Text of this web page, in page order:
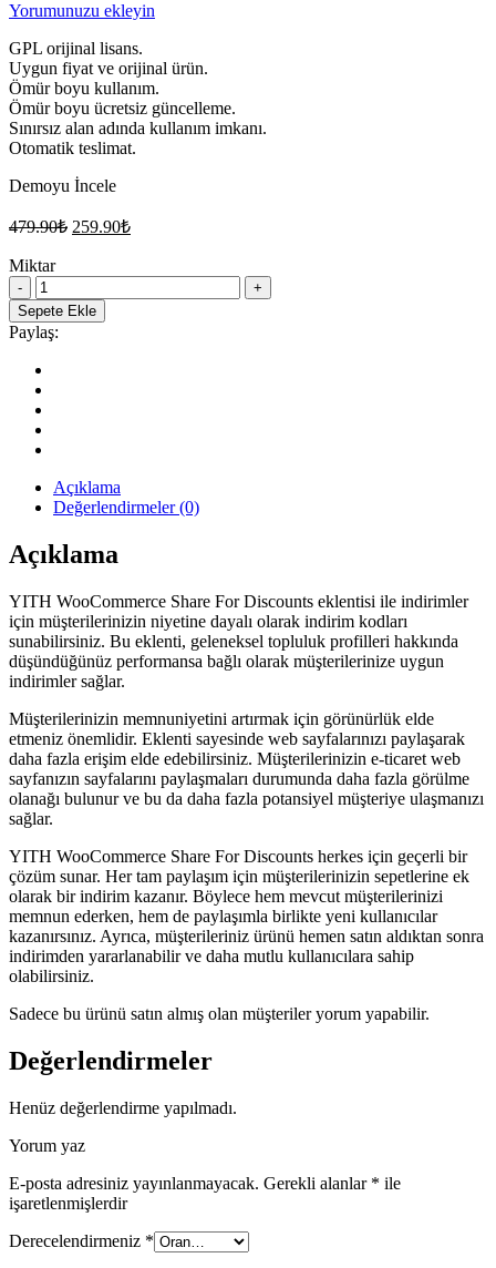
Yorumunuzu ekleyin
GPL orijinal lisans.
Uygun fiyat ve orijinal ürün.
Ömür boyu kullanım.
Ömür boyu ücretsiz güncelleme.
Sınırsız alan adında kullanım imkanı.
Otomatik teslimat.
Demoyu İncele
479.90₺ Orijinal
259.90₺Şu
Miktar
WooCommerce
YITH
Share
for
Discounts
WordPress
İndirim
Eklentisi
quantity
Sepete Ekle
Paylaş:
Açıklama
Değerlendirmeler (0)
Açıklama
YITH WooCommerce Share For Discounts eklentisi ile indirimler
için müşterilerinizin niyetine dayalı olarak indirim kodları
sunabilirsiniz. Bu eklenti, geleneksel topluluk profilleri hakkında
düşündüğünüz performansa bağlı olarak müşterilerinize uygun
indirimler sağlar.
Müşterilerinizin memnuniyetini artırmak için görünürlük elde
etmeniz önemlidir. Eklenti sayesinde web sayfalarınızı paylaşarak
daha fazla erişim elde edebilirsiniz. Müşterilerinizin e-ticaret web
sayfanızın sayfalarını paylaşmaları durumunda daha fazla görülme
olanağı bulunur ve bu da daha fazla potansiyel müşteriye ulaşmanızı
sağlar.
YITH WooCommerce Share For Discounts herkes için geçerli bir
çözüm sunar. Her tam paylaşım için müşterilerinizin sepetlerine ek
olarak bir indirim kazanır. Böylece hem mevcut müşterilerinizi
memnun ederken, hem de paylaşımla birlikte yeni kullanıcılar
kazanırsınız. Ayrıca, müşterileriniz ürünü hemen satın aldıktan sonra
indirimden yararlanabilir ve daha mutlu kullanıcılara sahip
olabilirsiniz.
Sadece bu ürünü satın almış olan müşteriler yorum yapabilir.
Değerlendirmeler
Henüz değerlendirme yapılmadı.
Yorum yaz
E-posta adresiniz yayınlanmayacak. Gerekli alanlar * ile
işaretlenmişlerdir
Derecelendirmeniz *